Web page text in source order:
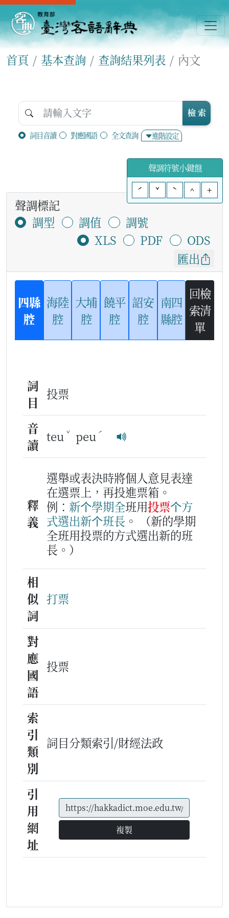
首頁 基本查詢 查詢結果列表 內文
詞目音讀 對應國語 全文查詢 進階設定
檢 索
聲調符號小鍵盤
ˊ
ˇ ˋ ^ +
聲調標記
調型
調值
調號
XLS
PDF
ODS
匯出
四縣
腔
海陸
腔
大埔
腔
饒平
腔
詔安
腔
南四
縣腔
回檢
索清
單
詞
目
投票
音
讀
teu ˇ peu ˊ
釋
義
選舉或表決時將個人意見表達
在選票上，再投進票箱。
例： 新个學期全班用投票个方
式選出新个班長 。
（新的學期
全班用投票的方式選出新的班
長。）
相
似
詞
打票
對
應
國
語
投票
索
引
類
別
詞目分類索引/財經法政
引
用
網
址
複製